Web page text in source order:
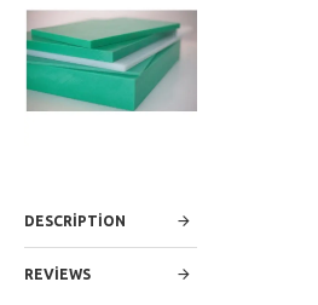
DESCRIPTION
REVIEWS